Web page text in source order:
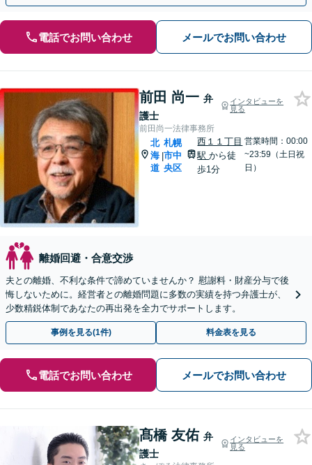
電話でお問い合わせ メールでお問い合わせ
前田 尚一 弁
護士
インタビューを
見る
前田尚一法律事務所
北
海
道
|
札幌
市中
央区
西１１丁目
駅から徒
歩1分
営業時間：00:00
~23:59（土日祝
日）
離婚回避・合意交渉
夫との離婚、不利な条件で諦めていませんか？ 慰謝料・財産分与で後
悔しないために。経営者との離婚問題に多数の実績を持つ弁護士が、
少数精鋭体制であなたの再出発を全力でサポートします。
事例を見る(1件) 料金表を見る
電話でお問い合わせ メールでお問い合わせ
髙橋 友佑 弁
護士
インタビューを
見る